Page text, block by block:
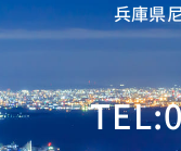
兵庫県尼崎市